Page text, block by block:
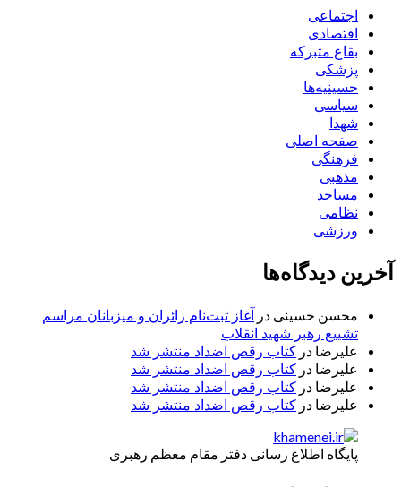
اجتماعی
اقتصادی
بقاع متبرکه
پزشکی
حسینیه‌ها
سیاسی
شهدا
صفحه اصلی
فرهنگی
مذهبی
مساجد
نظامی
ورزشی
آخرین دیدگاه‌ها
محسن حسینی در آغاز ثبت‌نام زائران و میزبانان مراسم
تشییع رهبر شهید انقلاب
علیرضا در کتاب رقص اضداد منتشر شد
علیرضا در کتاب رقص اضداد منتشر شد
علیرضا در کتاب رقص اضداد منتشر شد
علیرضا در کتاب رقص اضداد منتشر شد
پایگاه اطلاع رسانی دفتر مقام معظم رهبری